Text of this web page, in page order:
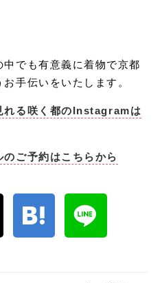
でも有意義に着物で京都
手伝いをいたします。
る咲く都のInstagramは
ご予約はこちらから